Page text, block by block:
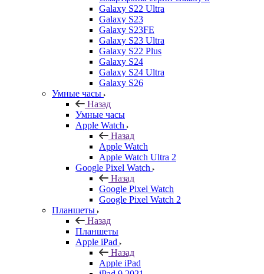
Galaxy S22 Ultra
Galaxy S23
Galaxy S23FE
Galaxy S23 Ultra
Galaxy S22 Plus
Galaxy S24
Galaxy S24 Ultra
Galaxy S26
Умные часы
Назад
Умные часы
Apple Watch
Назад
Apple Watch
Apple Watch Ultra 2
Google Pixel Watch
Назад
Google Pixel Watch
Google Pixel Watch 2
Планшеты
Назад
Планшеты
Apple iPad
Назад
Apple iPad